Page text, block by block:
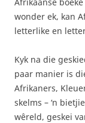
wonder ek, kan
letterlike en
Kyk na die
paar manier is
Afrikaners,
skelms – ‘n
wêreld, geskei